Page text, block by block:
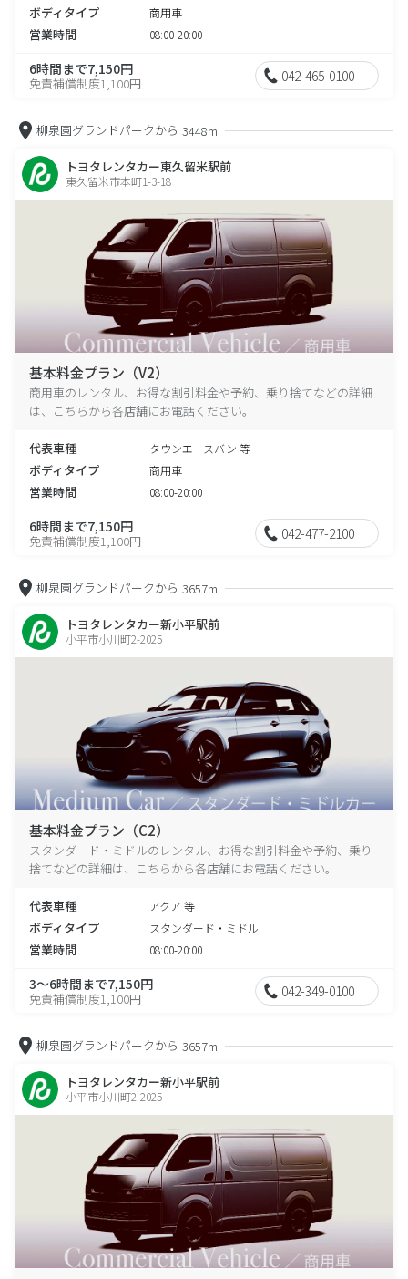
ボディタイプ 商用車
営業時間 08:00-20:00
6時間まで7,150円
免責補償制度1,100円 042-465-0100
柳泉園グランドパークから 3448m
トヨタレンタカー東久留米駅前
東久留米市本町1-3-18
基本料金プラン（V2）
商用車のレンタル、お得な割引料金や予約、乗り捨てなどの詳細
は、こちらから各店舗にお電話ください。
代表車種 タウンエースバン 等
ボディタイプ 商用車
営業時間 08:00-20:00
6時間まで7,150円
免責補償制度1,100円 042-477-2100
柳泉園グランドパークから 3657m
トヨタレンタカー新小平駅前
小平市小川町2-2025
基本料金プラン（C2）
スタンダード・ミドルのレンタル、お得な割引料金や予約、乗り
捨てなどの詳細は、こちらから各店舗にお電話ください。
代表車種 アクア 等
ボディタイプ スタンダード・ミドル
営業時間 08:00-20:00
3～6時間まで7,150円
免責補償制度1,100円 042-349-0100
柳泉園グランドパークから 3657m
トヨタレンタカー新小平駅前
小平市小川町2-2025